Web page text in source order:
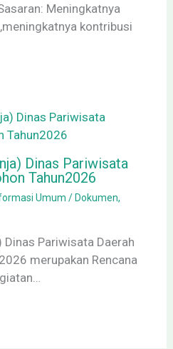
Meningkatnya
kontribusi
Dinas Pariwisata
Tahun2026
Umum / Dokumen,
Dinas Pariwisata Daerah
merupakan Rencana